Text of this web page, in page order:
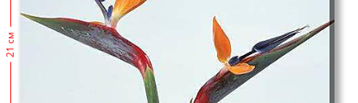
21 см